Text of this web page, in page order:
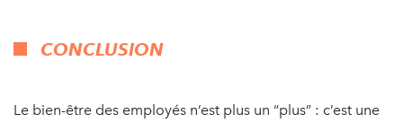
CONCLUSION
Le bien-être des employés n’est plus un “plus” : c’est une